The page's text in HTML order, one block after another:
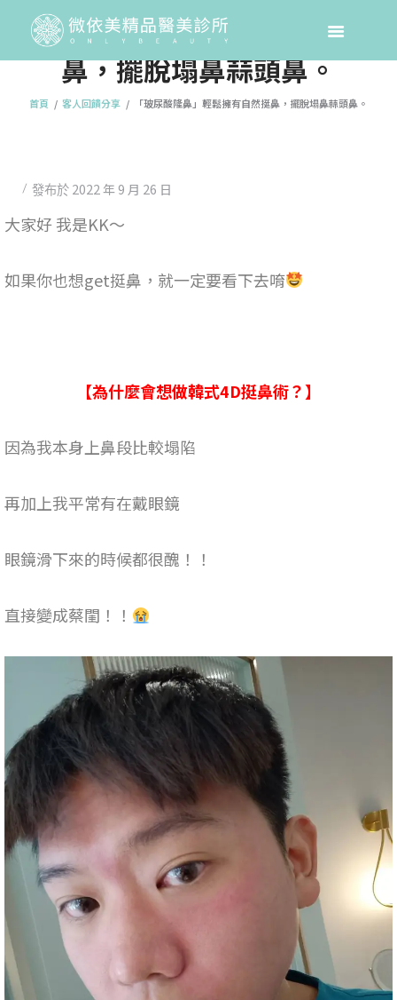
「玻尿酸隆鼻」輕鬆擁有自然挺
鼻，擺脫塌鼻蒜頭鼻。
首頁 客人回饋分享 「玻尿酸隆鼻」輕鬆擁有自然挺鼻，擺脫塌鼻蒜頭鼻。
發布於 2022 年 9 月 26 日
大家好 我是KK～
如果你也想get挺鼻，就一定要看下去唷
【為什麼會想做韓式4D挺鼻術？】
因為我本身上鼻段比較塌陷
再加上我平常有在戴眼鏡
眼鏡滑下來的時候都很醜！！
直接變成蔡閨！！